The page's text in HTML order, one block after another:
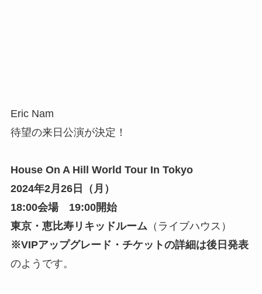
Eric Nam
待望の来日公演が決定！
House On A Hill World Tour In Tokyo
2024年2月26日（月）
18:00会場 19:00開始
東京・恵比寿リキッドルーム （ライブハウス）
※VIPアップグレード・チケットの詳細は後日発表
のようです。